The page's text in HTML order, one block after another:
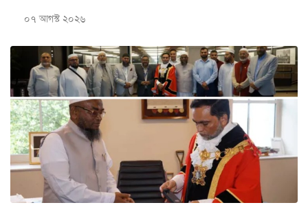
০৭ আগস্ট ২০২৬